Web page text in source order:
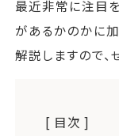
最近非常に注目を
があるかのかに
解説しますので、
[ 目次 ]